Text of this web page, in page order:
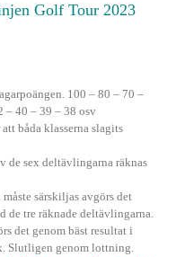
Golf Tour 2023
100 – 80 – 70 –
– 40 – 39 – 38 osv
båda klasserna slagits
de sex deltävlingarna räknas
särskiljas avgörs det
de tre räknade deltävlingarna.
det genom bäst resultat i
Slutligen genom lottning.